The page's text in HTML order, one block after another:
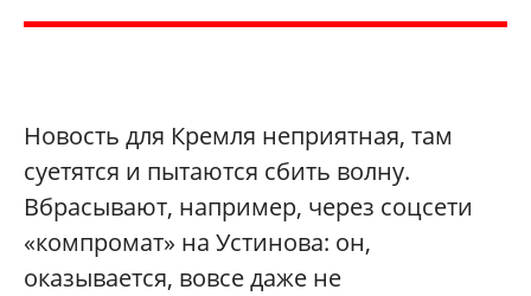
Новость для Кремля неприятная, там
суетятся и пытаются сбить волну.
Вбрасывают, например, через соцсети
«компромат» на Устинова: он,
оказывается, вовсе даже не